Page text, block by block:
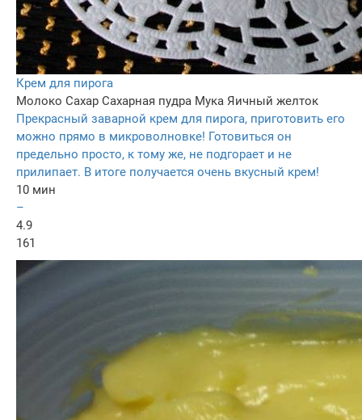
Крем для пирога
Молоко Сахар Сахарная пудра Мука Яичный желток
Прекрасный заварной крем для пирога, приготовить его
можно прямо в микроволновке! Готовиться он
предельно просто, к тому же, не подгорает и не
прилипает. В итоге получается очень вкусный крем!
10 мин
–
4.9
161